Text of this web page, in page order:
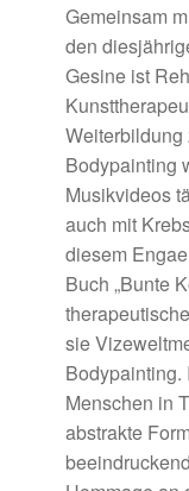
Gemeinsam
den
Gesine ist
Weiterbildung
Bodypainting
Musikvideos
auch mit
diesem
Buch „Bunte
sie
Bodypainting.
Menschen in
abstrakte